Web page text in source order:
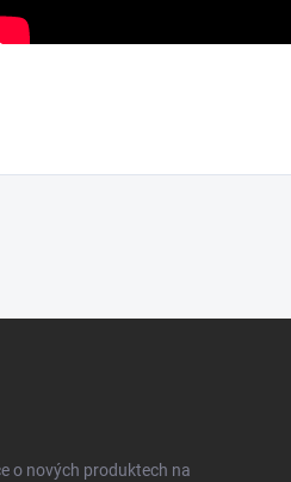
o nových produktech na